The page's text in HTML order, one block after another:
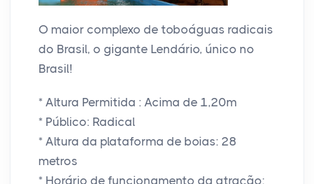
O maior complexo de toboáguas radicais
do Brasil, o gigante Lendário, único no
Brasil!
* Altura Permitida : Acima de 1,20m
* Público: Radical
* Altura da plataforma de boias: 28
metros
* Horário de funcionamento da atração: